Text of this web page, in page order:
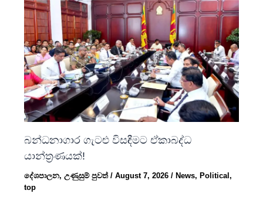
බන්ධනාගාර ගැටළු විසඳීමට ඒකාබද්ධ
යාන්ත්‍රණයක්!
දේශපාලන,උණුසුම් පුවත්/August 7, 2026/ News, Political,
top